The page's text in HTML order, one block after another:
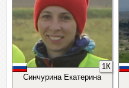
1К
Синчурина Екатерина